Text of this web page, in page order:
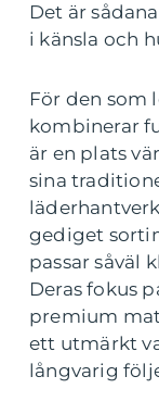
Det är
i känsla och
För den som
kombinerar
är en plats
sina
gediget
passar såväl
Deras fokus
premium
ett utmärkt
långvarig